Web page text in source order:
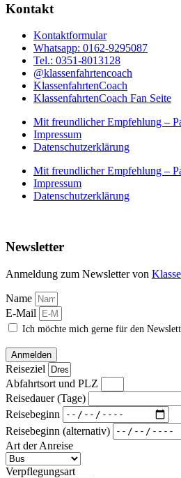
Kontakt
Kontaktformular
Whatsapp: 0162-9295087
Tel.: 0351-8013128
@klassenfahrtencoach
KlassenfahrtenCoach
KlassenfahrtenCoach Fan Seite
Mit freundlicher Empfehlung –
Impressum
Datenschutzerklärung
Mit freundlicher Empfehlung –
Impressum
Datenschutzerklärung
Newsletter
Anmeldung zum Newsletter von
Name
E-Mail
Ich möchte mich gerne für den
Anmelden
Reiseziel
Abfahrtsort und PLZ
Reisedauer (Tage)
Reisebeginn
Reisebeginn (alternativ)
Art der Anreise
Verpflegungsart